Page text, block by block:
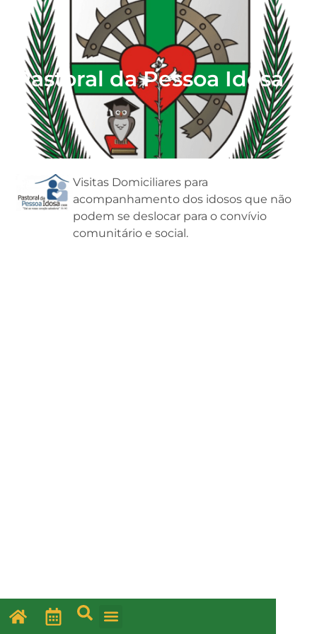
Pastoral da Pessoa Idosa
Visitas Domiciliares para
acompanhamento dos idosos que não
podem se deslocar para o convívio
comunitário e social.